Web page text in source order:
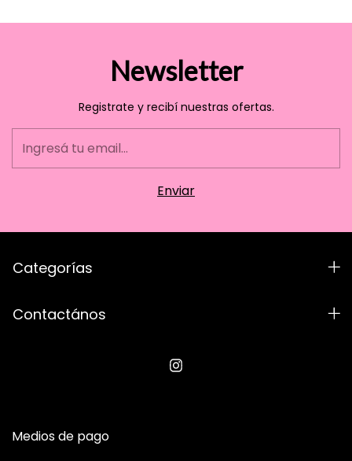
Newsletter
Registrate y recibí nuestras ofertas.
Categorías
Contactános
Medios de pago